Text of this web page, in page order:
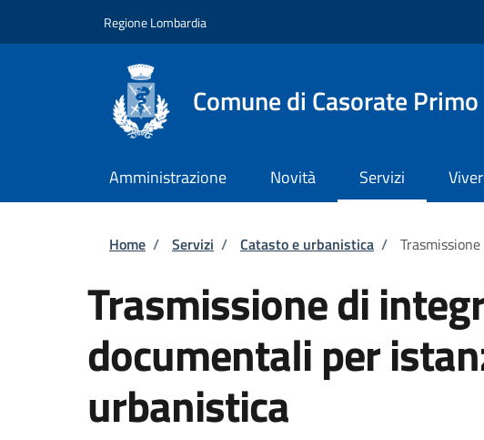
Regione Lombardia
Comune di Casorate Primo
Amministrazione Novità Servizi
Briciole di pane
Home / Servizi / Catasto e urbanistica /
Trasmissione di
documentali per
urbanistica